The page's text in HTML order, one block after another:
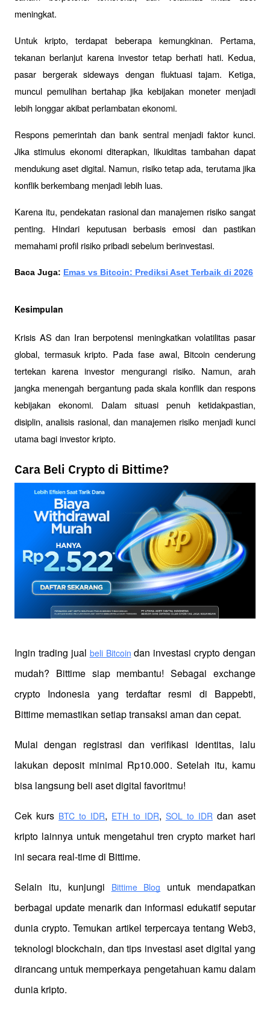
meningkat.
Untuk kripto, terdapat beberapa kemungkinan. Pertama,
tekanan berlanjut karena investor tetap berhati hati. Kedua,
pasar bergerak sideways dengan fluktuasi tajam. Ketiga,
muncul pemulihan bertahap jika kebijakan moneter menjadi
lebih longgar akibat perlambatan ekonomi.
Respons pemerintah dan bank sentral menjadi faktor kunci.
Jika stimulus ekonomi diterapkan, likuiditas tambahan dapat
mendukung aset digital. Namun, risiko tetap ada, terutama jika
konflik berkembang menjadi lebih luas.
Karena itu, pendekatan rasional dan manajemen risiko sangat
penting. Hindari keputusan berbasis emosi dan pastikan
memahami profil risiko pribadi sebelum berinvestasi.
Baca Juga: Emas vs Bitcoin: Prediksi Aset Terbaik di 2026
Kesimpulan
Krisis AS dan Iran berpotensi meningkatkan volatilitas pasar
global, termasuk kripto. Pada fase awal, Bitcoin cenderung
tertekan karena investor mengurangi risiko. Namun, arah
jangka menengah bergantung pada skala konflik dan respons
kebijakan ekonomi. Dalam situasi penuh ketidakpastian,
disiplin, analisis rasional, dan manajemen risiko menjadi kunci
utama bagi investor kripto.
Cara Beli Crypto di Bittime?
Ingin trading jual beli Bitcoin dan investasi crypto dengan
mudah? Bittime siap membantu! Sebagai exchange
crypto Indonesia yang terdaftar resmi di Bappebti,
Bittime memastikan setiap transaksi aman dan cepat.
Mulai dengan registrasi dan verifikasi identitas, lalu
lakukan deposit minimal Rp10.000. Setelah itu, kamu
bisa langsung beli aset digital favoritmu!
Cek kurs BTC to IDR, ETH to IDR, SOL to IDR dan aset
kripto lainnya untuk mengetahui tren crypto market hari
ini secara real-time di Bittime.
Selain itu, kunjungi Bittime Blog
untuk mendapatkan
berbagai update menarik dan informasi edukatif seputar
dunia crypto. Temukan artikel terpercaya tentang Web3,
teknologi blockchain, dan tips investasi aset digital yang
dirancang untuk memperkaya pengetahuan kamu dalam
dunia kripto.